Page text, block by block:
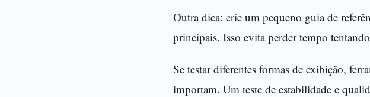
Outra dica: crie um pequeno guia de
principais. Isso evita perder tempo
Se testar diferentes formas de exibição,
importam. Um teste de estabilidade e